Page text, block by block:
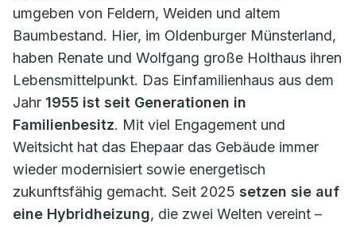
umgeben von Feldern, Weiden und altem
Baumbestand. Hier, im Oldenburger Münsterland,
haben Renate und Wolfgang große Holthaus ihren
Lebensmittelpunkt. Das Einfamilienhaus aus dem
Jahr 1955 ist seit Generationen in
Familienbesitz. Mit viel Engagement und
Weitsicht hat das Ehepaar das Gebäude immer
wieder modernisiert sowie energetisch
zukunftsfähig gemacht. Seit 2025 setzen sie auf
eine Hybridheizung, die zwei Welten vereint –